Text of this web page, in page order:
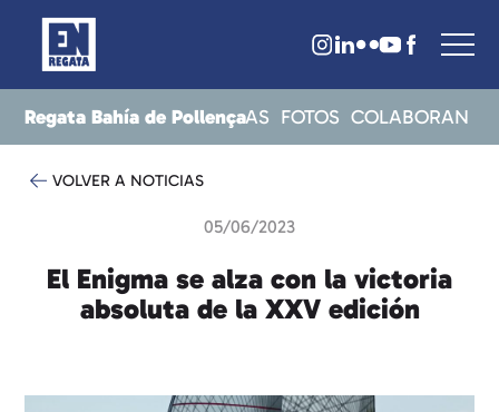
Regata Bahía de Pollença
RESULTADOS NOTICIAS FOTOS COLABORAN
VOLVER A NOTICIAS
05/06/2023
El Enigma se alza con la victoria
absoluta de la XXV edición